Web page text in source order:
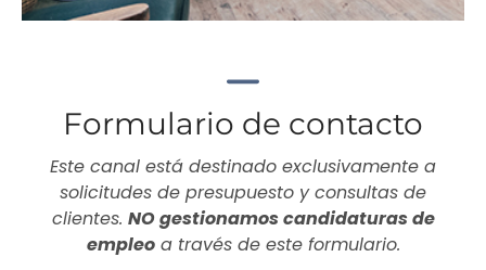
Formulario de contacto
Este canal está destinado exclusivamente a
solicitudes de presupuesto y consultas de
clientes. NO gestionamos candidaturas de
empleoa través de este formulario.